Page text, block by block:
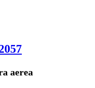
aerea